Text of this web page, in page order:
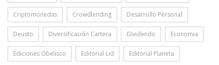
Criptomonedas Crowdlending Desarrollo Personal
Deusto Diversificación Cartera Dividendo Economia
Ediciones Obelisco Editorial Lid Editorial Planeta